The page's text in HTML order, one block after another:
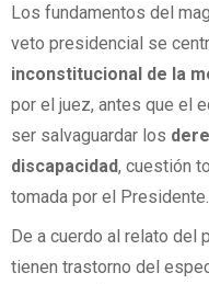
Los fundamentos del
veto presidencial se
inconstitucional de la
por el juez, antes que el
ser salvaguardar los
discapacidad, cuestión
tomada por el Presidente.
De a cuerdo al relato del
tienen trastorno del